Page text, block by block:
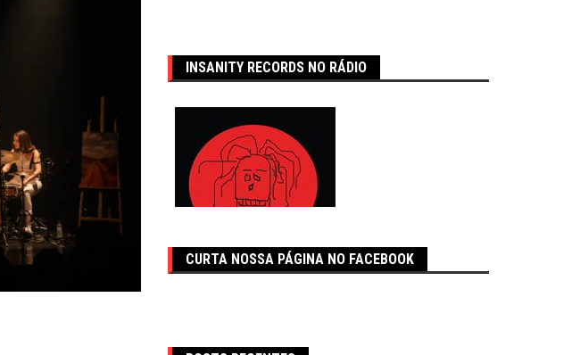
INSANITY RECORDS NO RÁDIO
CURTA NOSSA PÁGINA NO FACEBOOK